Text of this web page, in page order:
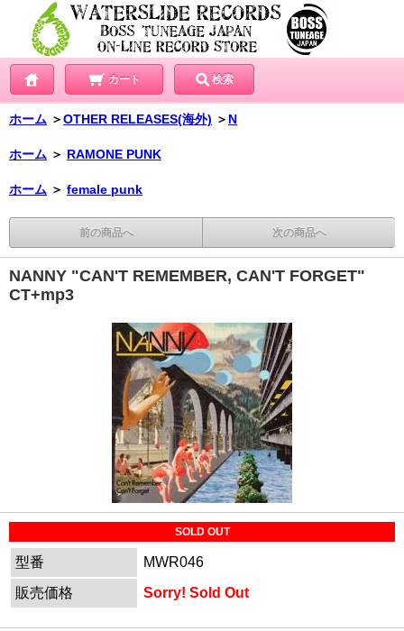
カート 検索
ホーム ＞OTHER RELEASES(海外) ＞ N
ホーム ＞ RAMONE PUNK
ホーム ＞ female punk
前の商品へ 次の商品へ
NANNY "CAN'T REMEMBER, CAN'T FORGET"
CT+mp3
SOLD OUT
型番
MWR046
販売価格
Sorry! Sold Out